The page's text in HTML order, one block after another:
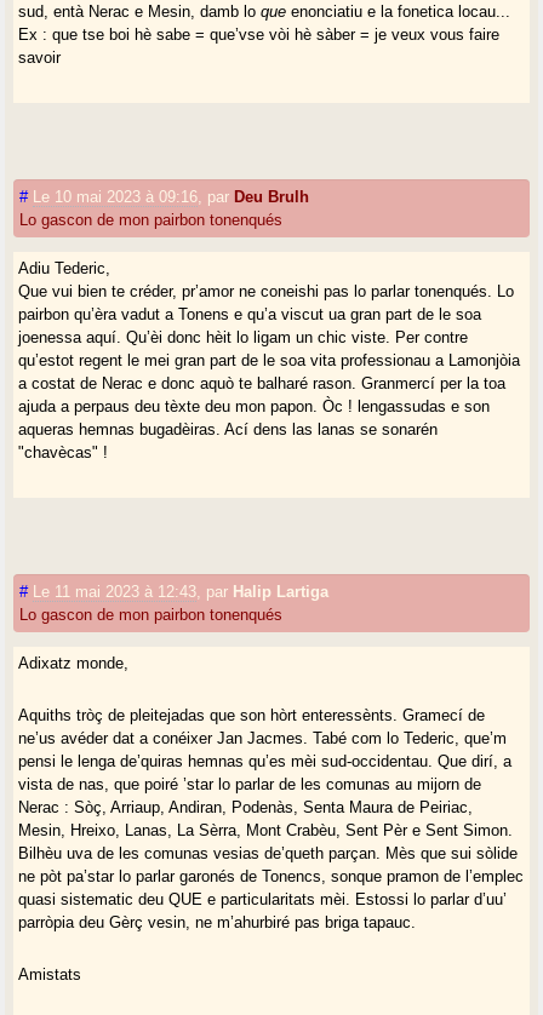
sud, entà Nerac e Mesin, damb loque enonciatiu e la fonetica locau...
Ex : que tse boi hè sabe = que’vse vòi hè sàber = je veux vous faire
savoir
# Le 10 mai 2023 à 09:16 par Deu Brulh
Lo gascon de mon pairbon tonenqués
Adiu Tederic,
Que vui bien te créder, pr’amor ne coneishi pas lo parlar tonenqués. Lo
pairbon qu’èra vadut a Tonens e qu’a viscut ua gran part de le soa
joenessa aquí. Qu’èi donc hèit lo ligam un chic viste. Per contre
qu’estot regent le mei gran part de le soa vita professionau a Lamonjòia
a costat de Nerac e donc aquò te balharé rason. Granmercí per la toa
ajuda a perpaus deu tèxte deu mon papon. Òc ! lengassudas e son
aqueras hemnas bugadèiras. Ací dens las lanas se sonarén
"chavècas" !
# Le 11 mai 2023 à 12:43 par Halip Lartiga
Lo gascon de mon pairbon tonenqués
Adixatz monde,
Aquiths tròç de pleitejadas que son hòrt enteressènts. Gramecí de
ne’us avéder dat a conéixer Jan Jacmes. Tabé com lo Tederic, que’m
pensi le lenga de’quiras hemnas qu’es mèi sud-occidentau. Que dirí, a
vista de nas, que poiré ’star lo parlar de les comunas au mijorn de
Nerac : Sòç, Arriaup, Andiran, Podenàs, Senta Maura de Peiriac,
Mesin, Hreixo, Lanas, La Sèrra, Mont Crabèu, Sent Pèr e Sent Simon.
Bilhèu uva de les comunas vesias de’queth parçan. Mès que sui sòlide
ne pòt pa’star lo parlar garonés de Tonencs, sonque pramon de l’emplec
quasi sistematic deu QUE e particularitats mèi. Estossi lo parlar d’uu’
parròpia deu Gèrç vesin, ne m’ahurbiré pas briga tapauc.
Amistats